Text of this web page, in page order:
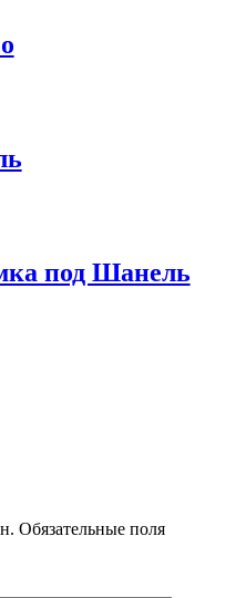
под Шанель
Обязательные поля